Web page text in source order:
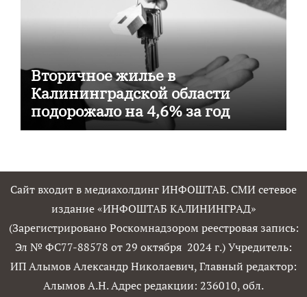
Вторичное жилье в
Калининградской области
подорожало на 4,6% за год
Сайт входит в медиахолдинг ИНФОШТАБ. СМИ сетевое
издание «ИНФОШТАБ КАЛИНИНГРАД»
(Зарегистрировано Роскомнадзором реестровая запись:
Эл № ФС77-88578 от 29 октября 2024 г.) Учредитель:
ИП Алымов Александр Николаевич, Главный редактор:
Алымов А.Н. Адрес редакции: 236010, обл.